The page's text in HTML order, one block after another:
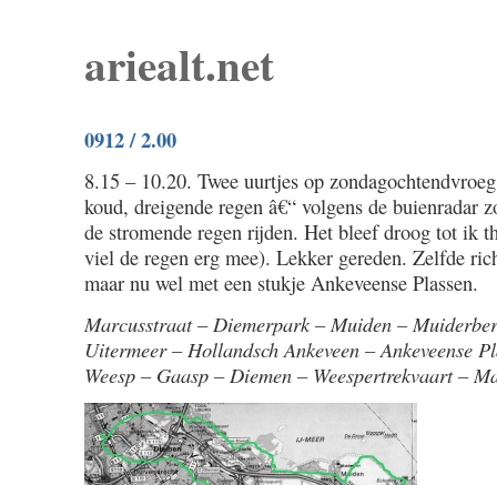
ariealt.net
0912 / 2.00
8.15 – 10.20. Twee uurtjes op
koud, dreigende regen â€“ volgens de buienradar
de stromende regen rijden. Het bleef droog tot ik
viel de regen erg mee). Lekker gereden. Zelfde
maar nu wel met een stukje Ankeveense Plassen.
Marcusstraat – Diemerpark – Muiden –
Uitermeer – Hollandsch Ankeveen – Ankeveense
Weesp – Gaasp – Diemen – Weespertrekvaart –